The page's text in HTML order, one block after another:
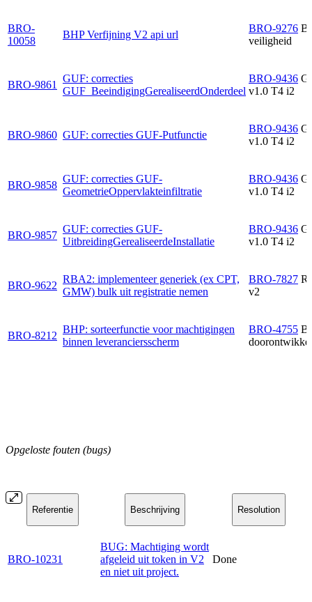
BRO-
10058
BHP Verfijning V2 api url
BRO-9276
veiligheid
BRO-9861
GUF: correcties
GUF_BeeindigingGerealiseerdOnderdeel
BRO-9436
v1.0 T4 i2
BRO-9860 GUF: correcties GUF-Putfunctie
BRO-9436
v1.0 T4 i2
BRO-9858
GUF: correcties GUF-
GeometrieOppervlakteinfiltratie
BRO-9436
v1.0 T4 i2
BRO-9857
GUF: correcties GUF-
UitbreidingGerealiseerdeInstallatie
BRO-9436
v1.0 T4 i2
BRO-9622
RBA2: implementeer generiek (ex CPT,
GMW) bulk uit registratie nemen
BRO-7827
v2
BRO-8212
BHP: sorteerfunctie voor machtigingen
binnen leveranciersscherm
BRO-4755
Opgeloste fouten (bugs)
Referentie Beschrijving Resolution
BRO-10231
BUG: Machtiging wordt
afgeleid uit token in V2
en niet uit project.
Done